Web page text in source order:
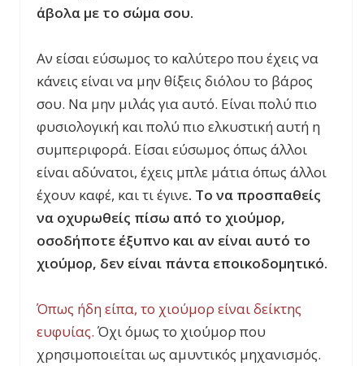
άβολα με το σώμα σου.
Αν είσαι εύσωμος το καλύτερο που έχεις να
κάνεις είναι να μην θίξεις διόλου το βάρος
σου. Να μην μιλάς για αυτό. Είναι πολύ πιο
φυσιολογική και πολύ πιο ελκυστική αυτή η
συμπεριφορά. Είσαι εύσωμος όπως άλλοι
είναι αδύνατοι, έχεις μπλε μάτια όπως άλλοι
έχουν καφέ, και τι έγινε. Το να προσπαθείς
να οχυρωθείς πίσω από το χιούμορ,
οσοδήποτε έξυπνο και αν είναι αυτό το
χιούμορ, δεν είναι πάντα εποικοδομητικό.
Όπως ήδη είπα, το χιούμορ είναι δείκτης
ευφυίας. Όχι όμως το χιούμορ που
χρησιμοποιείται ως αμυντικός μηχανισμός.